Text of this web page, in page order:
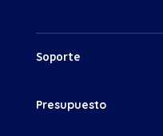
Soporte
Presupuesto